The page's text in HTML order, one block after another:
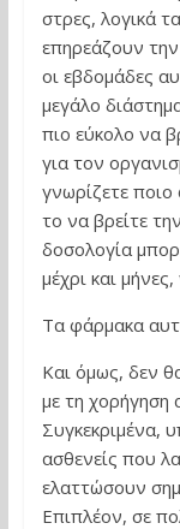
στρες, λογικά
επηρεάζουν
οι εβδομάδες
μεγάλο
πιο εύκολο να
για τον
γνωρίζετε
το να βρείτε
δοσολογία
μέχρι και
Τα φάρμακα
Και όμως, δεν
με τη χορήγηση
Συγκεκριμένα,
ασθενείς που
ελαττώσουν
Επιπλέον, σε